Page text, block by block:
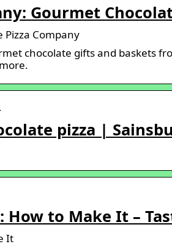
Gourmet
Pizza Company
chocolate gifts and baskets
pizza |
How to Make It –
It